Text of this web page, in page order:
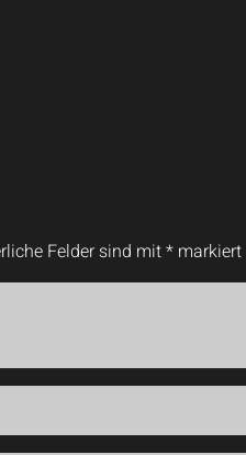
Felder sind mit* markiert